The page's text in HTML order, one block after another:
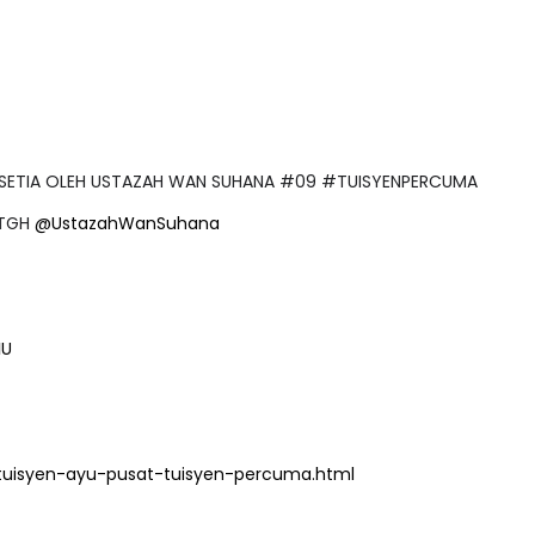
OLEH USTAZAH WAN SUHANA #09 #TUISYENPERCUMA
@UstazahWanSuhana
ayu-pusat-tuisyen-percuma.html